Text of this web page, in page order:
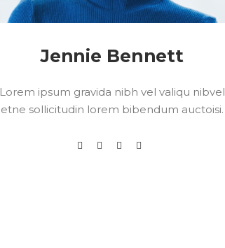
Jennie Bennett
Lorem ipsum gravida nibh vel valiqu nibvel
etne sollicitudin lorem bibendum auctoisi.